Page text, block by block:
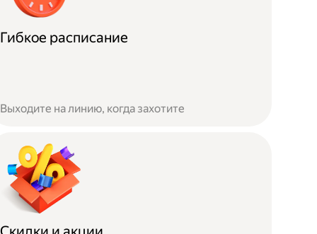
Гибкое расписание
Выходите на линию, когда захотите